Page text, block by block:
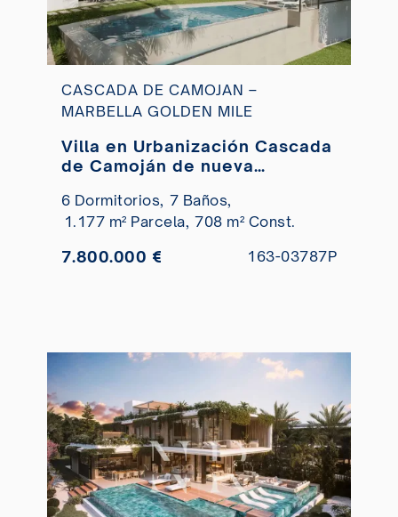
CASCADA DE CAMOJAN –
MARBELLA GOLDEN MILE
Villa en Urbanización Cascada
de Camoján de nueva
6 Dormitorios, 7 Baños,
1.177 m² Parcela, 708 m² Const.
7.800.000 € 163-03787P